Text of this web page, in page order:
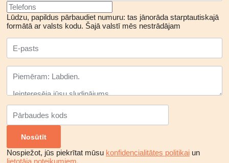
Lūdzu, papildus pārbaudiet numuru: tas jānorāda starptautiskajā
formātā ar valsts kodu. Šajā valstī mēs nestrādājam
Nospiežot, jūs piekrītat mūsu konfidencialitātes politikai un
lietotāja noteikumiem.